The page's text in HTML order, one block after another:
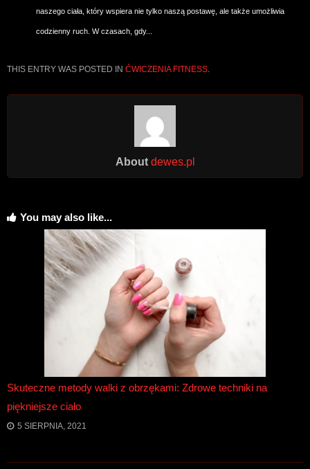
naszego ciała, który wspiera nie tylko naszą postawę, ale także umożliwia
codzienny ruch. W czasach, gdy...
THIS ENTRY WAS POSTED IN ĆWICZENIA FITNESS
About dewes.pl
You may also like...
Skuteczne metody walki z obrzękami: Zdrowe techniki na
piękniejsze ciało
5 SIERPNIA, 2021